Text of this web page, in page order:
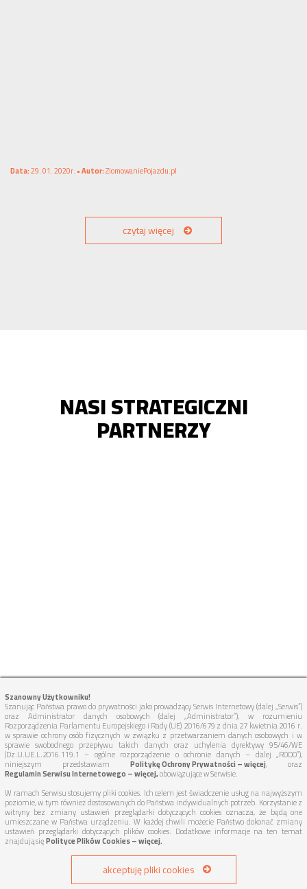
Data:29. 01. 2020r. •Autor:ZlomowaniePojazdu.pl
czytaj więcej
NASI STRATEGICZNI
PARTNERZY
Szanowny Użytkowniku!
Szanując Państwa prawo do prywatności jako prowadzący Serwis Internetowy (dalej „Serwis”)
oraz Administrator danych osobowych (dalej „Administrator”), w rozumieniu
Rozporządzenia Parlamentu Europejskiego i Rady (UE) 2016/679 z dnia 27 kwietnia 2016 r.
w sprawie ochrony osób fizycznych w związku z przetwarzaniem danych osobowych i w
sprawie swobodnego przepływu takich danych oraz uchylenia dyrektywy 95/46/WE
(Dz.U.UE.L.2016.119.1 – ogólne rozporządzenie o ochronie danych – dalej „RODO”),
niniejszym przedstawiam Politykę Ochrony Prywatności – więcej, oraz
Regulamin Serwisu Internetowego – więcej,obowiązujące w Serwisie.
W ramach Serwisu stosujemy pliki cookies. Ich celem jest świadczenie usług na najwyższym
poziomie, w tym również dostosowanych do Państwa indywidualnych potrzeb. Korzystanie z
witryny bez zmiany ustawień przeglądarki dotyczących cookies oznacza, że będą one
umieszczane w Państwa urządzeniu. W każdej chwili możecie Państwo dokonać zmiany
ustawień przeglądarki dotyczących plików cookies. Dodatkowe informacje na ten temat
znajdują sięPolityce Plików Cookies – więcej.
akceptuję pliki cookies